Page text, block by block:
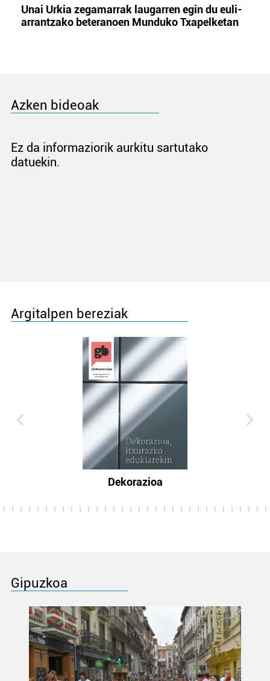
Unai Urkia zegamarrak laugarren egin du euli-
arrantzako beteranoen Munduko Txapelketan
Azken bideoak
Ez da informaziorik aurkitu sartutako
datuekin.
Argitalpen bereziak
Dekorazioa
Gipuzkoa